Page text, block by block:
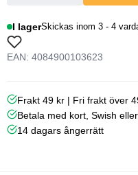
I lagerSkickas inom 3 - 4
EAN: 4084900103623
Frakt 49 kr | Fri frakt över
Betala med kort, Swish
14 dagars ångerrätt